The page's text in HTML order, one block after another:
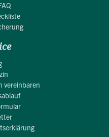
vereinbaren